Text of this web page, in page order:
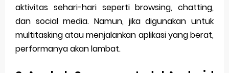
aktivitas sehari-hari seperti browsing, chatting,
dan social media. Namun, jika digunakan untuk
multitasking atau menjalankan aplikasi yang berat,
performanya akan lambat.